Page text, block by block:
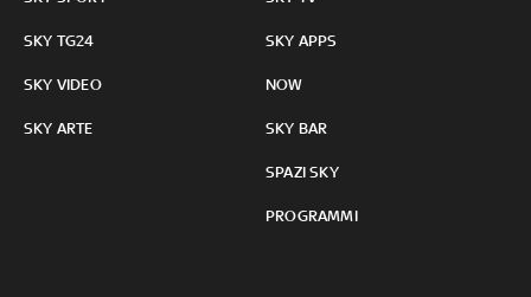
SKY TG24
SKY VIDEO
SKY ARTE
SKY APPS
NOW
SKY BAR
SPAZI SKY
PROGRAMMI